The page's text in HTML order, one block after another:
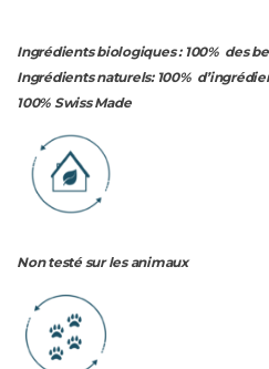
Ingrédients biologiques : 100% des
Ingrédients naturels: 100%
100% Swiss Made
Non testé sur les animaux